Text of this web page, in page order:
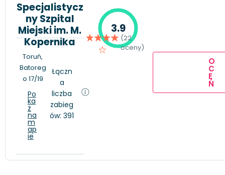
Specjalistycz
ny Szpital
Miejski im. M.
Kopernika
Toruń,
Batoreg
o 17/19
Po
ka
ż
na
m
ap
ie
Łączn
a
liczba
zabieg
ów: 391
3.9
(22
oceny)
O
C
E
Ń